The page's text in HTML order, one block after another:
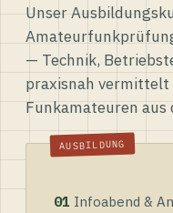
Unser
— Technik,
praxisnah vermittelt
Funkamateuren aus
01 Infoabend &